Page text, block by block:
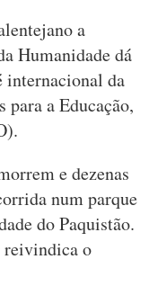
a
Humanidade dá
internacional da
para a Educação,
e dezenas
num parque
do Paquistão.
reivindica o